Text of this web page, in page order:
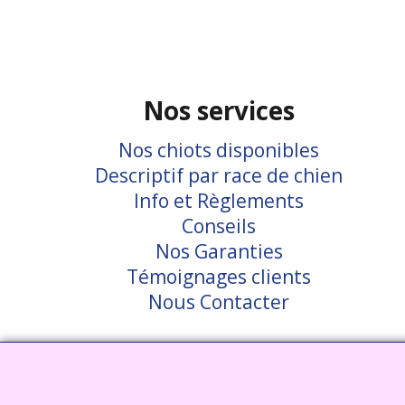
Nos services
Nos chiots disponibles
Descriptif par race de chien
Info et Règlements
Conseils
Nos Garanties
Témoignages clients
Nous Contacter